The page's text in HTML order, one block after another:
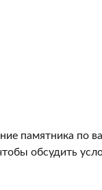
памятника по
обсудить